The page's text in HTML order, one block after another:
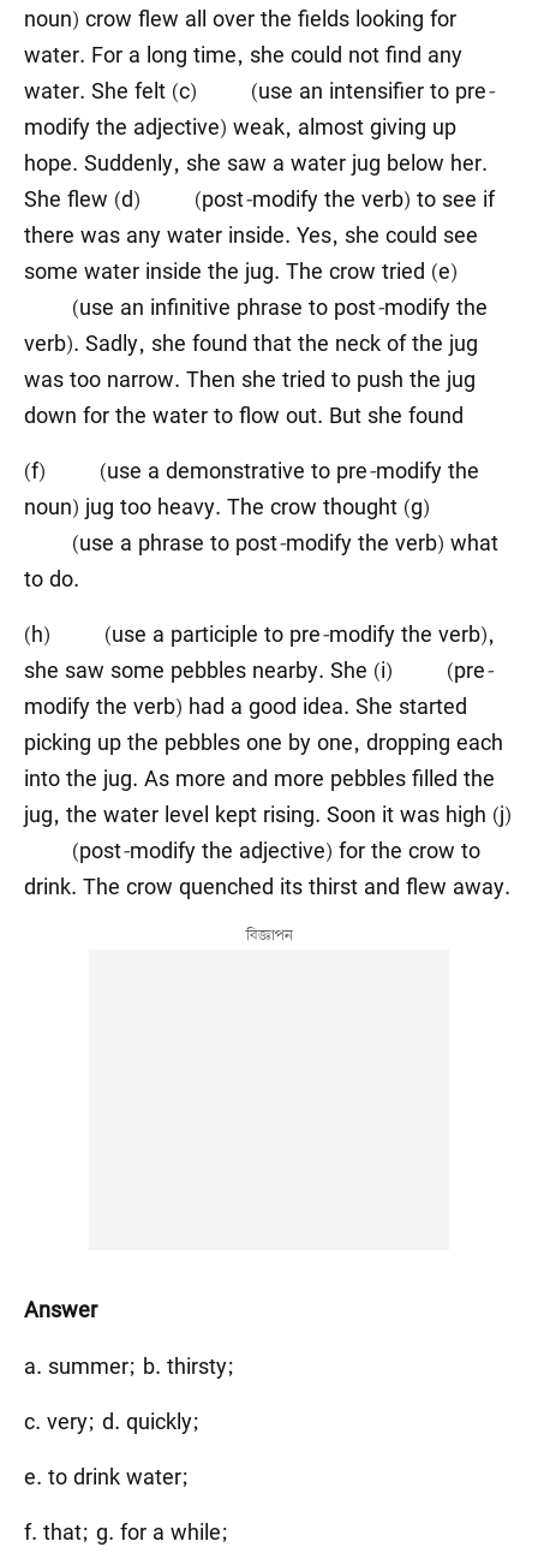
noun) crow flew all over the fields looking for
water. For a long time, she could not find any
water. She felt (c) (use an intensifier to pre-
modify the adjective) weak, almost giving up
hope. Suddenly, she saw a water jug below her.
She flew (d) (post-modify the verb) to see if
there was any water inside. Yes, she could see
some water inside the jug. The crow tried (e)
(use an infinitive phrase to post-modify the
verb). Sadly, she found that the neck of the jug
was too narrow. Then she tried to push the jug
down for the water to flow out. But she found
(f) (use a demonstrative to pre-modify the
noun) jug too heavy. The crow thought (g)
(use a phrase to post-modify the verb) what
to do.
(h) (use a participle to pre-modify the verb),
she saw some pebbles nearby. She (i) (pre-
modify the verb) had a good idea. She started
picking up the pebbles one by one, dropping each
into the jug. As more and more pebbles filled the
jug, the water level kept rising. Soon it was high (j)
(post-modify the adjective) for the crow to
drink. The crow quenched its thirst and flew away.
Answer
a. summer; b. thirsty;
c. very; d. quickly;
e. to drink water;
f. that; g. for a while;